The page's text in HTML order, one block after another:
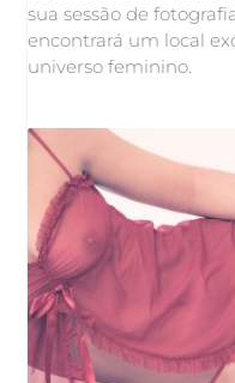
sua sessão de
encontrará um local
universo feminino.